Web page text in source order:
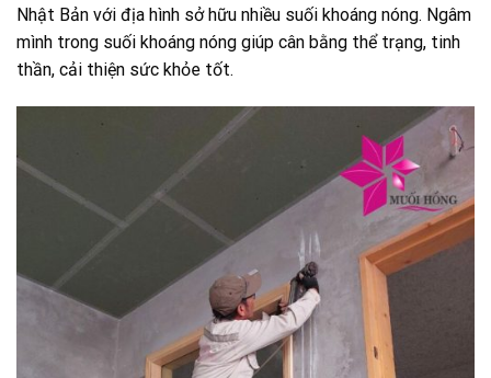
Nhật Bản với địa hình sở hữu nhiều suối khoáng nóng. Ngâm
mình trong suối khoáng nóng giúp cân bằng thể trạng, tinh
thần, cải thiện sức khỏe tốt.